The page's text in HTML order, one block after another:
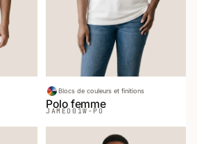
Blocs de couleurs et finitions
Polo femme
JAMEO 01W-PO